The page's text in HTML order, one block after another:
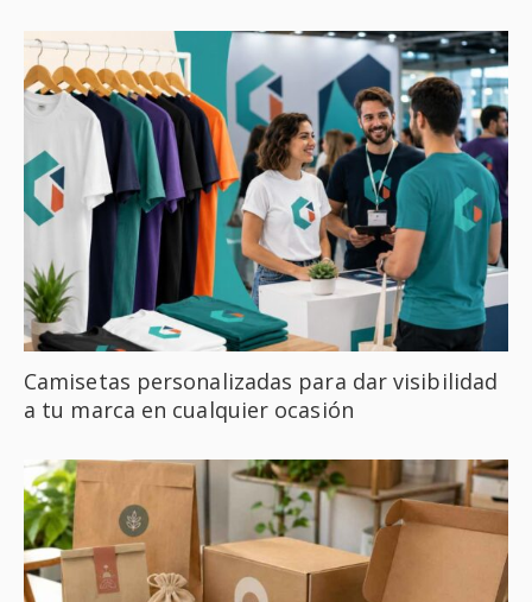
Camisetas personalizadas para dar visibilidad
a tu marca en cualquier ocasión